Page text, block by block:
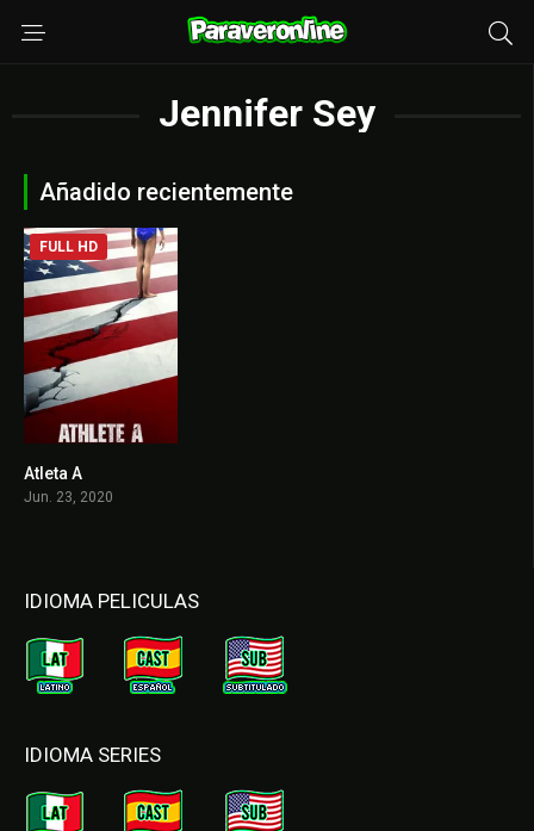
Jennifer Sey
Añadido recientemente
FULL HD
Atleta A
Jun. 23, 2020
IDIOMA PELICULAS
IDIOMA SERIES